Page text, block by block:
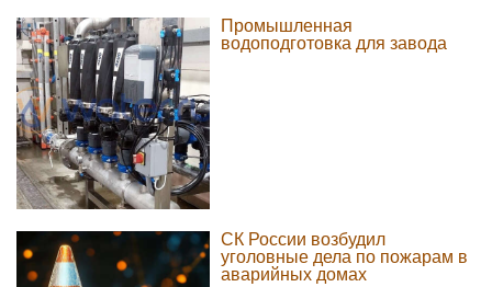
Промышленная
водоподготовка для завода
СК России возбудил
уголовные дела по пожарам в
аварийных домах